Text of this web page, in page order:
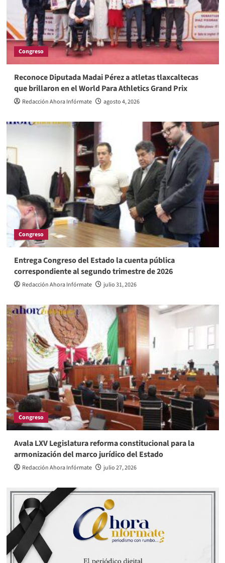
Congreso
Reconoce Diputada Madai Pérez a atletas tlaxcaltecas
que brillaron en el World Para Athletics Grand Prix
Redacción Ahora Infórmate agosto 4, 2026
Congreso
Entrega Congreso del Estado la cuenta pública
correspondiente al segundo trimestre de 2026
Redacción Ahora Infórmate julio 31, 2026
Congreso
Avala LXV Legislatura reforma constitucional para la
armonización del marco jurídico del Estado
Redacción Ahora Infórmate julio 27, 2026